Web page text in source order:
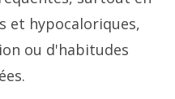
et hypocaloriques,
ou d'habitudes